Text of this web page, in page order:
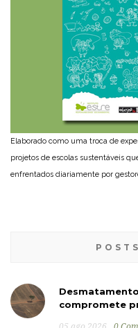
Elaborado como uma troca de
projetos de escolas sustentáveis
enfrentados diariamente por
compromete